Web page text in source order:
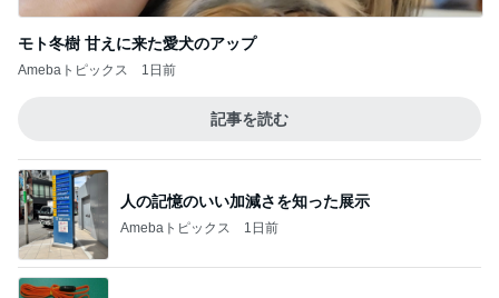
モト冬樹 甘えに来た愛犬のアップ
Amebaトピックス 1日前
記事を読む
人の記憶のいい加減さを知った展示
Amebaトピックス 1日前